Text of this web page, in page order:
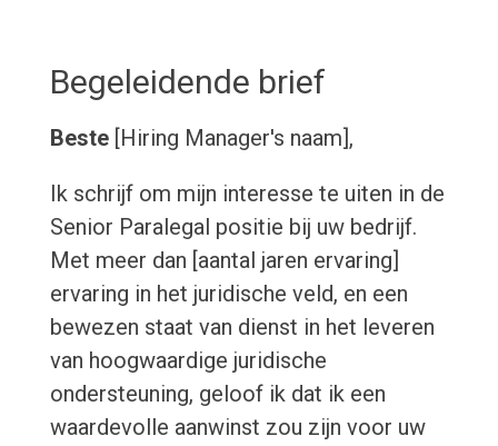
Begeleidende brief
Beste[Hiring Manager's naam],
Ik schrijf om mijn interesse te uiten in de
Senior Paralegal positie bij uw bedrijf.
Met meer dan [aantal jaren ervaring]
ervaring in het juridische veld, en een
bewezen staat van dienst in het leveren
van hoogwaardige juridische
ondersteuning, geloof ik dat ik een
waardevolle aanwinst zou zijn voor uw